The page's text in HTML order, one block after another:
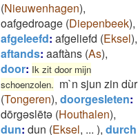
(Nieuwenhagen),
oafgedroage (Diepenbeek),
afgeleefd: afgeliefd (Eksel),
aftands: aaftàns (As),
door: Ik zit door mijn
schoenzolen. m`n sjun zin dùr
(Tongeren), doorgesleten:
dōrgǝslētǝ (Houthalen),
dun: dun (Eksel, ... ), durch